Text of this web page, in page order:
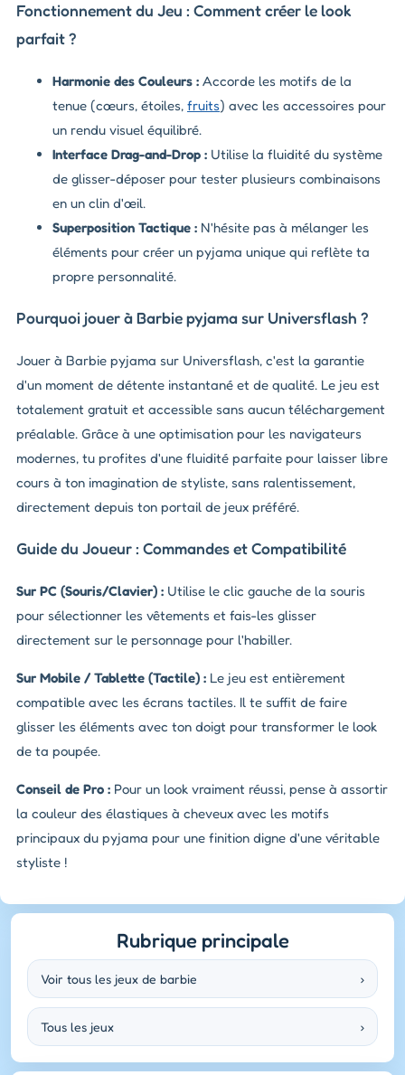
Fonctionnement du Jeu : Comment créer le look
parfait ?
Harmonie des Couleurs : Accorde les motifs de la
tenue (cœurs, étoiles, fruits) avec les accessoires pour
un rendu visuel équilibré.
Interface Drag-and-Drop : Utilise la fluidité du système
de glisser-déposer pour tester plusieurs combinaisons
en un clin d'œil.
Superposition Tactique : N'hésite pas à mélanger les
éléments pour créer un pyjama unique qui reflète ta
propre personnalité.
Pourquoi jouer à Barbie pyjama sur Universflash ?
Jouer à Barbie pyjama sur Universflash, c'est la garantie
d'un moment de détente instantané et de qualité. Le jeu est
totalement gratuit et accessible sans aucun téléchargement
préalable. Grâce à une optimisation pour les navigateurs
modernes, tu profites d'une fluidité parfaite pour laisser libre
cours à ton imagination de styliste, sans ralentissement,
directement depuis ton portail de jeux préféré.
Guide du Joueur : Commandes et Compatibilité
Sur PC (Souris/Clavier) : Utilise le clic gauche de la souris
pour sélectionner les vêtements et fais-les glisser
directement sur le personnage pour l'habiller.
Sur Mobile / Tablette (Tactile) : Le jeu est entièrement
compatible avec les écrans tactiles. Il te suffit de faire
glisser les éléments avec ton doigt pour transformer le look
de ta poupée.
Conseil de Pro : Pour un look vraiment réussi, pense à assortir
la couleur des élastiques à cheveux avec les motifs
principaux du pyjama pour une finition digne d'une véritable
styliste !
Rubrique principale
Voir tous les jeux de barbie ›
Tous les jeux ›